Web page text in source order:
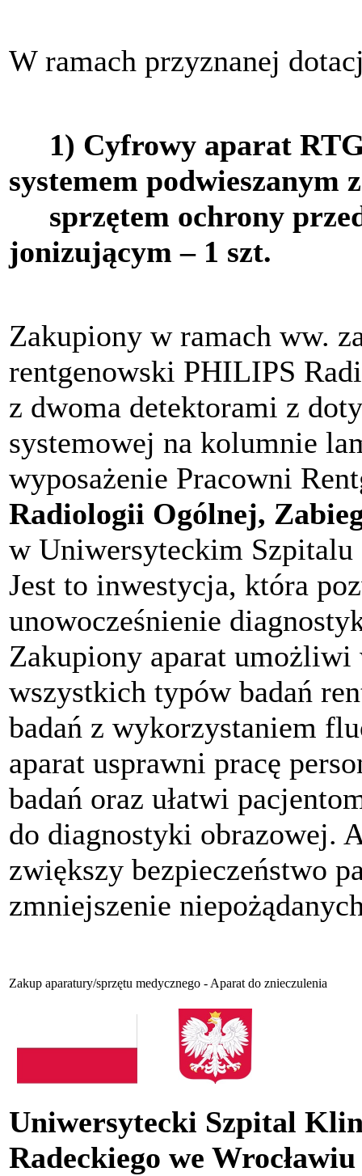
W ramach przyznanej
1) Cyfrowy aparat RTG
systemem podwieszanym
sprzętem ochrony
jonizującym – 1 szt.
Zakupiony w ramach ww.
rentgenowski PHILIPS
z dwoma detektorami z
systemowej na kolumnie
wyposażenie Pracowni
Radiologii Ogólnej,
w Uniwersyteckim
Jest to inwestycja, która
unowocześnienie
Zakupiony aparat
wszystkich typów badań
badań z wykorzystaniem
aparat usprawni pracę
badań oraz ułatwi
do diagnostyki obrazowej.
zwiększy bezpieczeństwo
zmniejszenie
Zakup aparatury/sprzętu medycznego - Aparat do znieczulenia
Uniwersytecki Szpital
Radeckiego we Wrocławiu